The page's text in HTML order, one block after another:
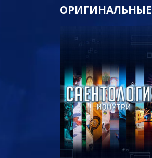
ОРИГИНАЛЬНЫЕ